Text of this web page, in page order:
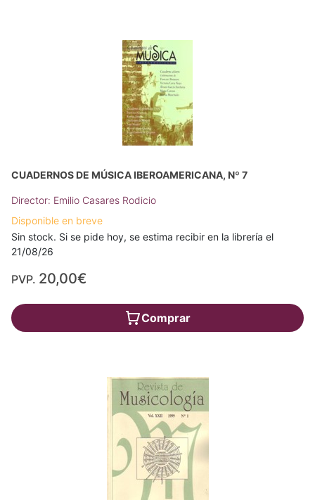
CUADERNOS DE MÚSICA IBEROAMERICANA, Nº 7
Director: Emilio Casares Rodicio
Disponible en breve
Sin stock. Si se pide hoy, se estima recibir en la librería el
21/08/26
PVP. 20,00€
Comprar